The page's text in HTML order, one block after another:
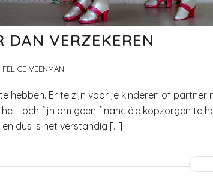
DAN VERZEKEREN
FELICE VEENMAN
hebben. Er te zijn voor je kinderen of
toch fijn om geen financiële kopzorgen te
dus is het verstandig […]